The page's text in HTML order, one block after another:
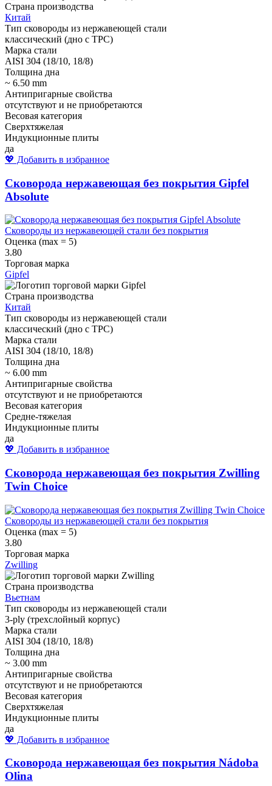
Страна производства
Китай
Тип сковороды из нержавеющей стали
классический (дно с ТРС)
Марка стали
AISI 304 (18/10, 18/8)
Толщина дна
~ 6.50 mm
Антипригарные свойства
отсутствуют и не приобретаются
Весовая категория
Сверхтяжелая
Индукционные плиты
да
💖 Добавить в избранное
Сковорода нержавеющая без покрытия Gipfel
Absolute
Сковороды из нержавеющей стали без покрытия
Оценка (max = 5)
3.80
Торговая марка
Gipfel
Страна производства
Китай
Тип сковороды из нержавеющей стали
классический (дно с ТРС)
Марка стали
AISI 304 (18/10, 18/8)
Толщина дна
~ 6.00 mm
Антипригарные свойства
отсутствуют и не приобретаются
Весовая категория
Средне-тяжелая
Индукционные плиты
да
💖 Добавить в избранное
Сковорода нержавеющая без покрытия Zwilling
Twin Choice
Сковороды из нержавеющей стали без покрытия
Оценка (max = 5)
3.80
Торговая марка
Zwilling
Страна производства
Вьетнам
Тип сковороды из нержавеющей стали
3-ply (трехслойный корпус)
Марка стали
AISI 304 (18/10, 18/8)
Толщина дна
~ 3.00 mm
Антипригарные свойства
отсутствуют и не приобретаются
Весовая категория
Сверхтяжелая
Индукционные плиты
да
💖 Добавить в избранное
Сковорода нержавеющая без покрытия Nádoba
Olina